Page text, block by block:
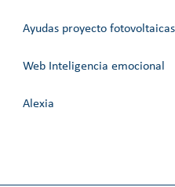
Ayudas proyecto fotovoltaicas
Web Inteligencia emocional
Alexia